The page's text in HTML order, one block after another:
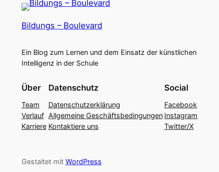
Bildungs – Boulevard
Ein Blog zum Lernen und dem Einsatz der künstlichen
Intelligenz in der Schule
Über
Team
Verlauf
Karriere
Datenschutz
Datenschutzerklärung
Allgemeine Geschäftsbedingungen
Kontaktiere uns
Social
Facebook
Instagram
Twitter/X
Gestaltet mit WordPress